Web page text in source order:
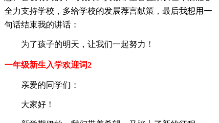
全力支持学校，多给学校的发展荐言献策，最后我想用一
句话结束我的讲话：
为了孩子的明天，让我们一起努力！
一年级新生入学欢迎词2
亲爱的同学们：
大家好！